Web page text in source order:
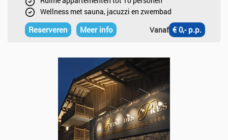
Wellness met sauna, jacuzzi en zwembad
Reserveren Meer info Vanaf € 0,- p.p.